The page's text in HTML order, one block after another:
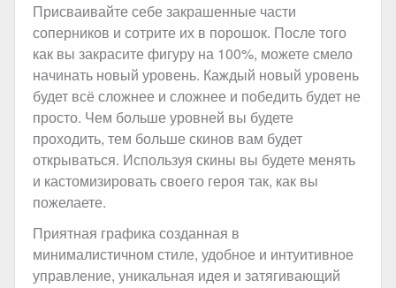
Присваивайте себе закрашенные части
соперников и сотрите их в порошок. После того
как вы закрасите фигуру на 100%, можете смело
начинать новый уровень. Каждый новый уровень
будет всё сложнее и сложнее и победить будет не
просто. Чем больше уровней вы будете
проходить, тем больше скинов вам будет
открываться. Используя скины вы будете менять
и кастомизировать своего героя так, как вы
пожелаете.
Приятная графика созданная в
минималистичном стиле, удобное и интуитивное
управление, уникальная идея и затягивающий